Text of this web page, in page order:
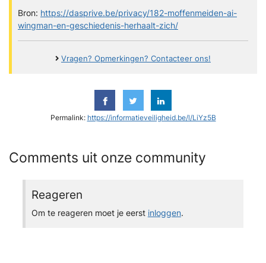
Bron: https://dasprive.be/privacy/182-moffenmeiden-ai-
wingman-en-geschiedenis-herhaalt-zich/
Vragen? Opmerkingen? Contacteer ons!
Permalink: https://informatieveiligheid.be/l/LiYz5B
Comments uit onze community
Reageren
Om te reageren moet je eerst inloggen.